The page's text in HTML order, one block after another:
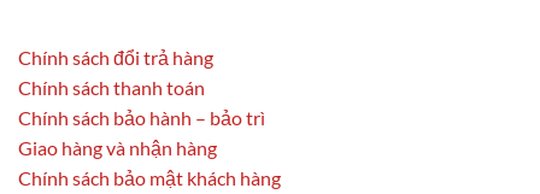
Chính sách đổi trả hàng
Chính sách thanh toán
Chính sách bảo hành – bảo trì
Giao hàng và nhận hàng
Chính sách bảo mật khách hàng